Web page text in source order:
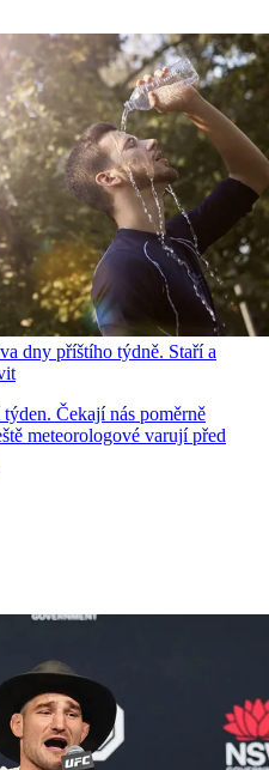
dny příštího týdně. Staří a
Čekají nás poměrně
meteorologové varují před